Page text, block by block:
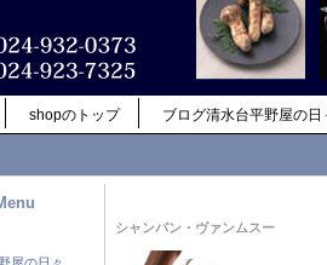
shopのトップ ブログ清水台平野屋の日
シャンパン・ヴァンムスー